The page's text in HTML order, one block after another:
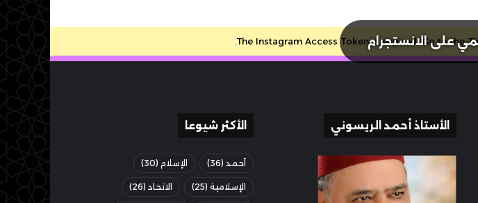
على الانستجرام
The Instagram Access Token is expired, Go to the
الأستاذ أحمد الريسوني الأكثر شيوعا
أحمد (36) الإسلام (30)
الإسلامية (25) الاتحاد (26)